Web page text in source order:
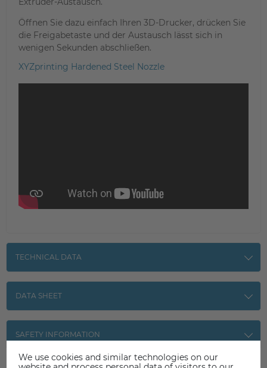
Öffnen Sie dazu einfach Ihren 3D-Drucker, drücken Sie
die Freigabetaste und der Austausch lässt sich in
wenigen Sekunden abschließen.
XYZprinting Hardened Steel Nozzle
TECHNICAL DATA
DATA SHEET
SAFETY INFORMATION
We use cookies and similar technologies on our